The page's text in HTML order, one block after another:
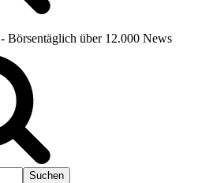
- Börsentäglich über 12.000 News